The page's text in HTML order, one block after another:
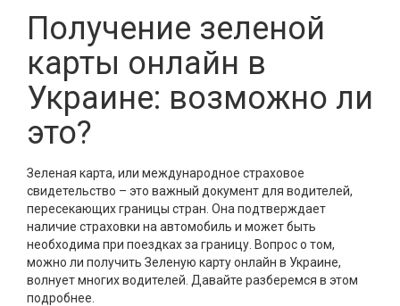
Получение зеленой
карты онлайн в
Украине: возможно ли
это?
Зеленая карта, или международное страховое
свидетельство – это важный документ для водителей,
пересекающих границы стран. Она подтверждает
наличие страховки на автомобиль и может быть
необходима при поездках за границу. Вопрос о том,
можно ли получить Зеленую карту онлайн в Украине,
волнует многих водителей. Давайте разберемся в этом
подробнее.